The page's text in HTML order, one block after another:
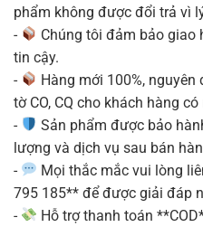
phẩm không được đổi trả vì
-
Chúng tôi đảm bảo giao
tin cậy.
-
Hàng mới 100%,
tờ CO, CQ cho khách hàng
-
Sản phẩm được bảo
lượng và dịch vụ sau bán
-
Mọi thắc mắc vui lòng
795 185** để được giải đáp
-
Hỗ trợ thanh toán